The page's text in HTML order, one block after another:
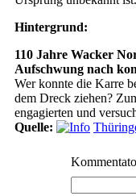
Hintergrund:
110 Jahre Wacker
Aufschwung nach
Wer konnte die Karre
dem Dreck ziehen?
engagierten und
Quelle: